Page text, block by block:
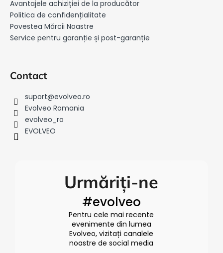
Avantajele achiziției de la producător
Politica de confidențialitate
Povestea Mărcii Noastre
Service pentru garanție și post-garanție
Contact
suport@evolveo.ro
Evolveo Romania
evolveo_ro
EVOLVEO
Urmăriți-ne
#evolveo
Pentru cele mai recente
evenimente din lumea
Evolveo, vizitați canalele
noastre de social media